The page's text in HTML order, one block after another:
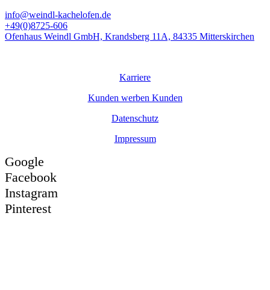
info@weindl-kachelofen.de
+49(0)8725-606
Ofenhaus Weindl GmbH, Krandsberg 11A, 84335 Mitterskirchen
Karriere
Kunden werben Kunden
Datenschutz
Impressum
Google
Facebook
Instagram
Pinterest